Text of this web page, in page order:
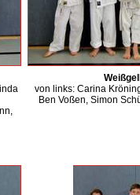
von links: Carina
Ben Voßen, Simon